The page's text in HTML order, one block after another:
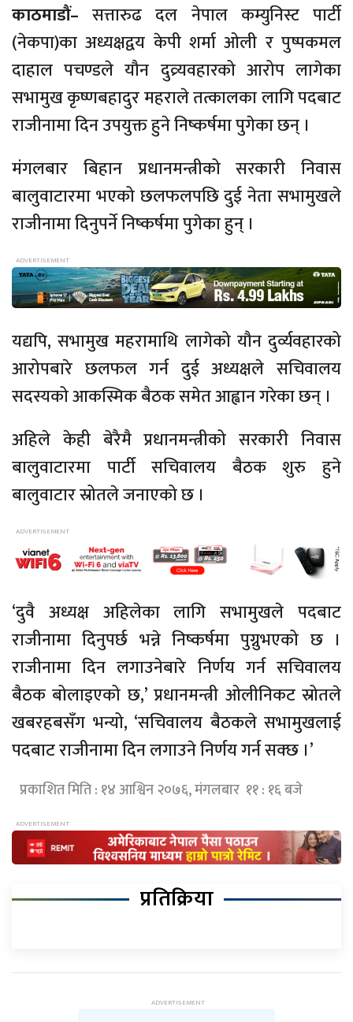
काठमाडौं–सत्तारुढ दल नेपाल कम्युनिस्ट पार्टी
(नेकपा)का अध्यक्षद्वय केपी शर्मा ओली र पुष्पकमल
दाहाल पचण्डले यौन दुव्र्यवहारको आरोप लागेका
सभामुख कृष्णबहादुर महराले तत्कालका लागि पदबाट
राजीनामा दिन उपयुक्त हुने निष्कर्षमा पुगेका छन् ।
मंगलबार बिहान प्रधानमन्त्रीको सरकारी निवास
बालुवाटारमा भएको छलफलपछि दुई नेता सभामुखले
राजीनामा दिनुपर्ने निष्कर्षमा पुगेका हुन् ।
यद्यपि, सभामुख महरामाथि लागेको यौन दुर्व्यवहारको
आरोपबारे छलफल गर्न दुई अध्यक्षले सचिवालय
सदस्यको आकस्मिक बैठक समेत आह्वान गरेका छन् ।
अहिले केही बेरैमै प्रधानमन्त्रीको सरकारी निवास
बालुवाटारमा पार्टी सचिवालय बैठक शुरु हुने
बालुवाटार स्रोतले जनाएको छ ।
‘दुवै अध्यक्ष अहिलेका लागि सभामुखले पदबाट
राजीनामा दिनुपर्छ भन्ने निष्कर्षमा पुग्नुभएको छ ।
राजीनामा दिन लगाउनेबारे निर्णय गर्न सचिवालय
बैठक बोलाइएको छ,’ प्रधानमन्त्री ओलीनिकट स्रोतले
खबरहबसँग भन्यो, ‘सचिवालय बैठकले सभामुखलाई
पदबाट राजीनामा दिन लगाउने निर्णय गर्न सक्छ ।’
प्रकाशित मिति : १४ आश्विन २०७६, मंगलबार ११ : १६ बजे
प्रतिक्रिया